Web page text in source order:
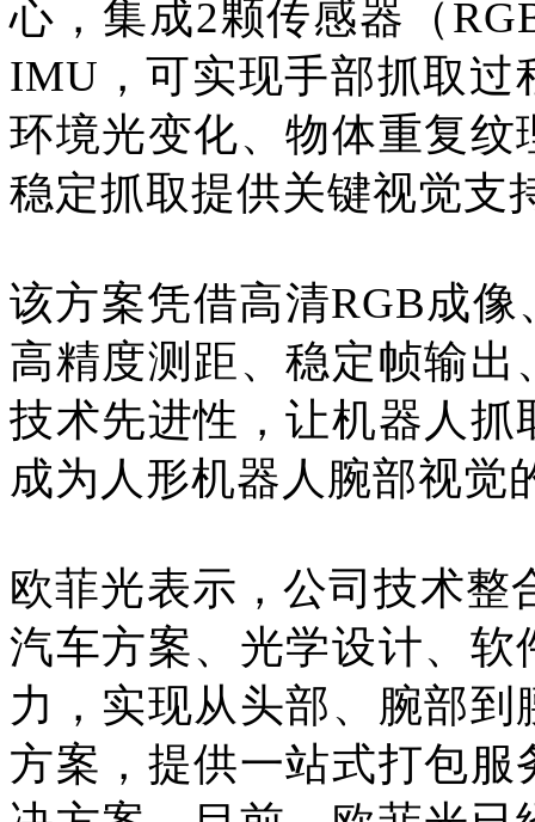
心，集成2颗传感器（
IMU，可实现手部抓取过
环境光变化、物体重复
稳定抓取提供关键视觉支
该方案凭借高清RGB成
高精度测距、稳定帧输
技术先进性，让机器人
成为人形机器人腕部视觉
欧菲光表示，公司技术整
汽车方案、光学设计、
力，实现从头部、腕部
方案，提供一站式打包